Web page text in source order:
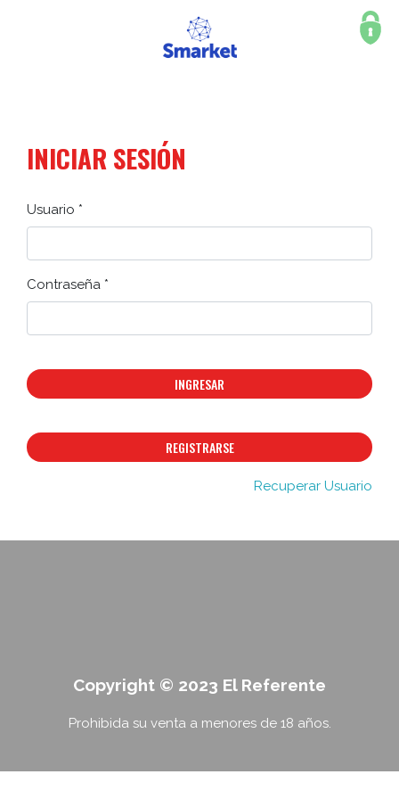
INICIAR SESIÓN
Usuario *
Contraseña *
INGRESAR
REGISTRARSE
Recuperar Usuario
Copyright © 2023 El Referente
Prohibida su venta a menores de 18 años.